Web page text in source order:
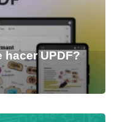
hacer UPDF?